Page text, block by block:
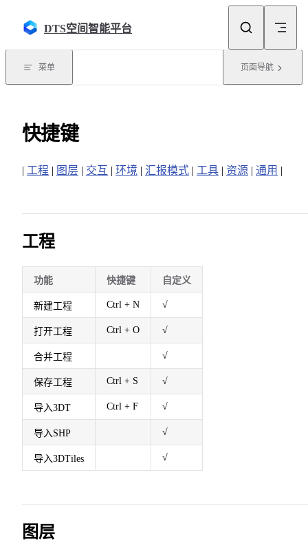
DTS空间智能平台
菜单 页面导航
快捷键
| 工程 | 图层 | 交互 | 环境 | 汇报模式 | 工具 | 资源 | 通用 |
工程
功能 快捷键 自定义
新建工程 Ctrl + N √
打开工程 Ctrl + O √
合并工程 √
保存工程 Ctrl + S √
导入3DT Ctrl + F √
导入SHP √
导入3DTiles √
图层